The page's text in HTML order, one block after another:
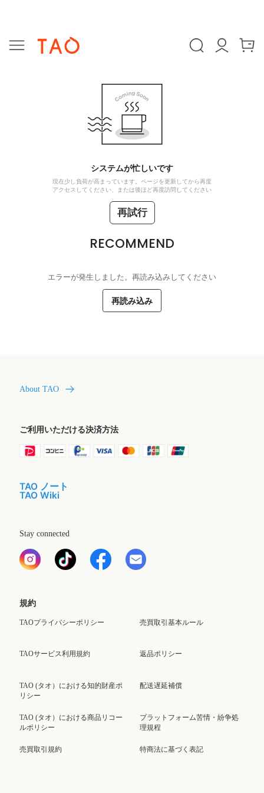
システムが忙しいです
現在少し負荷が高まっています。ページを更新してから再度
アクセスしてください、または後ほど再度訪問してください
再試行
RECOMMEND
エラーが発生しました。再読み込みしてください
再読み込み
About TAO
ご利用いただける決済方法
TAO ノート
TAO Wiki
Stay connected
規約
TAOプライバシーポリシー
TAOサービス利用規約
TAO (タオ）における知的財産ポ
リシー
TAO (タオ）における商品リコー
ルポリシー
売買取引規約
売買取引基本ルール
返品ポリシー
配送遅延補償
プラットフォーム苦情・紛争処
理規程
特商法に基づく表記